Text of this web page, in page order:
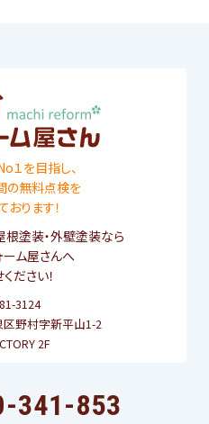
１を目指し、
の無料点検を
おります！
根塗装・外壁塗装なら
ーム屋さんへ
ださい！
3124
野村字新平山1-2
2F
341-853